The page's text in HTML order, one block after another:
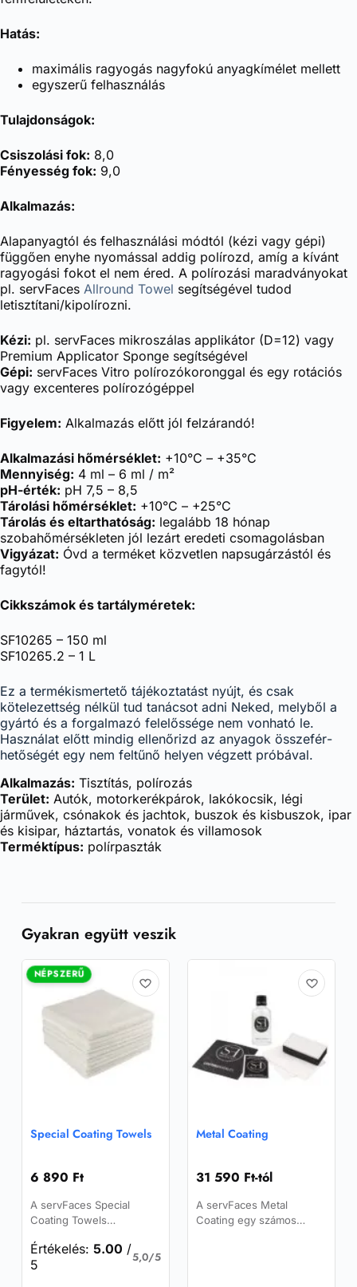
Hatás:
maximális ragyogás nagyfokú anyagkímélet mellett
egyszerű felhasználás
Tulajdonságok:
Csiszolási fok: 8,0
Fényesség fok: 9,0
Alkalmazás:
Alapanyagtól és felhasználási módtól (kézi vagy gépi)
függően enyhe nyomással addig polírozd, amíg a kívánt
ragyogási fokot el nem éred. A polírozási maradványokat
pl. servFaces Allround Towel segítségével tudod
letisztítani/kipolírozni.
Kézi: pl. servFaces mikroszálas applikátor (D=12) vagy
Premium Applicator Sponge segítségével
Gépi: servFaces Vitro polírozókoronggal és egy rotációs
vagy excenteres polírozógéppel
Figyelem: Alkalmazás előtt jól felzárandó!
Alkalmazási hőmérséklet: +10°C – +35°C
Mennyiség: 4 ml – 6 ml / m²
pH-érték: pH 7,5 – 8,5
Tárolási hőmérséklet: +10°C – +25°C
Tárolás és eltarthatóság: legalább 18 hónap
szobahőmérsékleten jól lezárt eredeti csomagolásban
Vigyázat: Óvd a terméket közvetlen napsugárzástól és
fagytól!
Cikkszámok és tartályméretek:
SF10265 – 150 ml
SF10265.2 – 1 L
Ez a termékismertető tájékoztatást nyújt, és csak
kötelezettség nélkül tud tanácsot adni Neked, melyből a
gyártó és a forgalmazó felelőssége nem vonható le.
Használat előtt mindig elle­nőrizd az anyagok összefér­
hetőségét egy nem feltűnő helyen végzett próbával.
Alkalmazás: Tisztítás, polírozás
Terület: Autók, motorkerékpárok, lakókocsik, légi
járművek, csónakok és jachtok, buszok és kisbuszok, ipar
és kisipar, háztartás, vonatok és villamosok
Terméktípus: polírpaszták
Gyakran együtt veszik
NÉPSZERŰ
Special Coating Towels
6 890 Ft
A servFaces Special
Coating Towels
rövid mikroszálas
törlőkendők, bevonatok
Értékelés: 5.00 /
5
5,0/5
Metal Coating
31 590 Ft-tól
A servFaces Metal
Coating egy számos